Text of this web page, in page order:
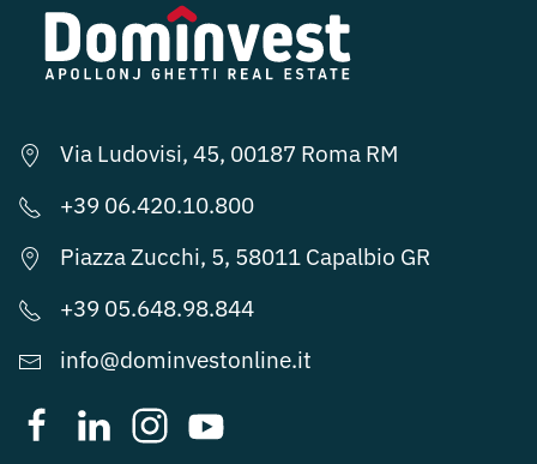
Via Ludovisi, 45, 00187 Roma RM
+39 06.420.10.800
Piazza Zucchi, 5, 58011 Capalbio GR
+39 05.648.98.844
info@dominvestonline.it